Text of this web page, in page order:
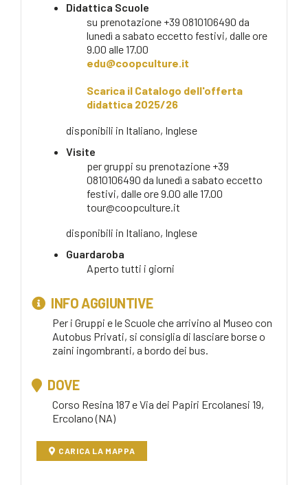
Didattica Scuole
su prenotazione +39 0810106490 da
lunedì a sabato eccetto festivi, dalle ore
9.00 alle 17.00
edu@coopculture.it
Scarica il Catalogo dell'offerta
didattica 2025/26
disponibili in Italiano, Inglese
Visite
per gruppi su prenotazione +39
0810106490 da lunedì a sabato eccetto
festivi, dalle ore 9.00 alle 17.00
tour@coopculture.it
disponibili in Italiano, Inglese
Guardaroba
Aperto tutti i giorni
INFO AGGIUNTIVE
Per i Gruppi e le Scuole che arrivino al Museo con
Autobus Privati, si consiglia di lasciare borse o
zaini ingombranti, a bordo dei bus.
DOVE
Corso Resina 187 e Via dei Papiri Ercolanesi 19,
Ercolano (NA)
CARICA LA MAPPA